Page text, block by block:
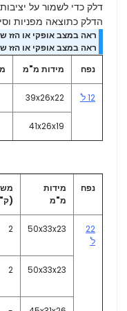
דלק כדי לשמור על
הדלק כתוצאה מפניות
ראה במצב אופקי או הזז
ראה במצב אופקי או הזז
נפח
מידות מ"מ
12 ל' 39x26x22
41x26x19
נפח
מידות
מ"מ
22
ל'
50x33x23
2
50x33x23
2